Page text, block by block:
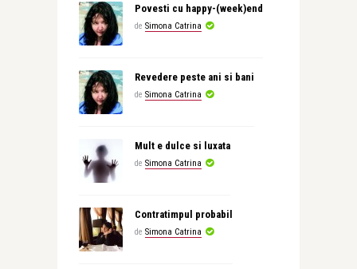
Povesti cu happy-(week)end
de Simona Catrina
Revedere peste ani si bani
de Simona Catrina
Mult e dulce si luxata
de Simona Catrina
Contratimpul probabil
de Simona Catrina